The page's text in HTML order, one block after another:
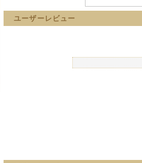
ユーザーレビュー